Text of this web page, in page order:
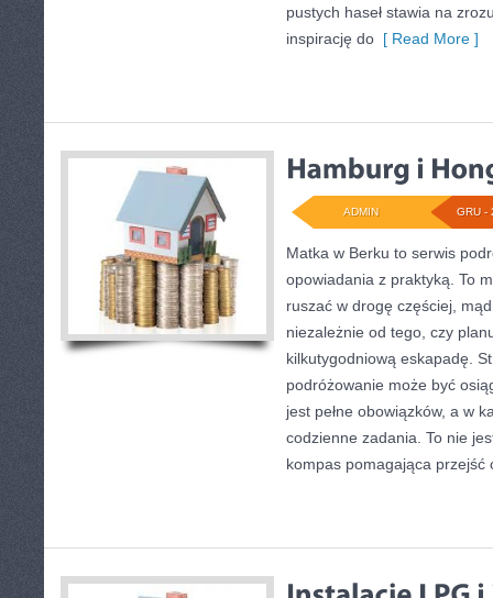
pustych haseł stawia na
inspirację do [ Read More ]
GRU -
ADMIN
Matka w Berku to serwis
opowiadania z praktyką. To
ruszać w drogę częściej,
niezależnie od tego, czy
kilkutygodniową eskapadę.
podróżowanie może być
jest pełne obowiązków, a w
codzienne zadania. To nie
kompas pomagająca przejść